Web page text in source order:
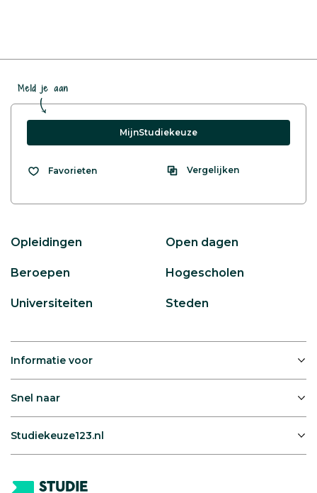
Meld je aan
MijnStudiekeuze
Favorieten Vergelijken
Opleidingen Open dagen
Beroepen Hogescholen
Universiteiten Steden
Informatie voor
Snel naar
Studiekeuze123.nl